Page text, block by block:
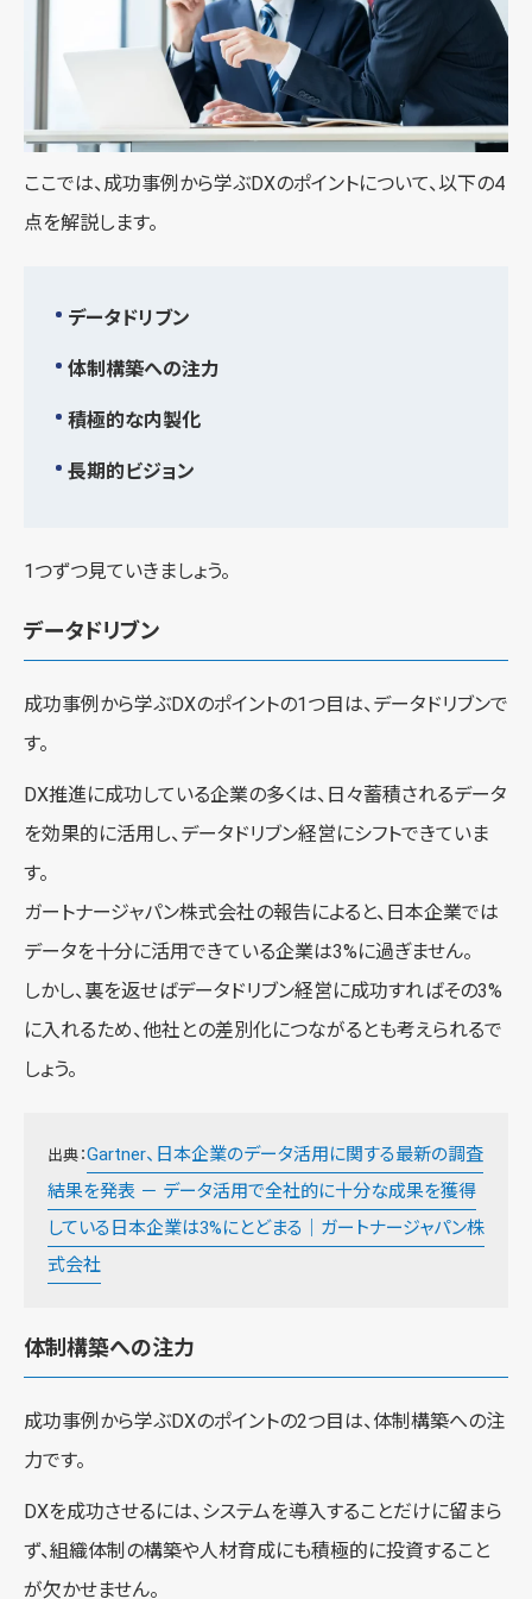
ここでは、成功事例から学ぶDXのポイントについて、以下の4
点を解説します。
データドリブン
体制構築への注力
積極的な内製化
長期的ビジョン
1つずつ見ていきましょう。
データドリブン
成功事例から学ぶDXのポイントの1つ目は、データドリブンで
す。
DX推進に成功している企業の多くは、日々蓄積されるデータ
を効果的に活用し、データドリブン経営にシフトできていま
す。
ガートナージャパン株式会社の報告によると、日本企業では
データを十分に活用できている企業は3%に過ぎません。
しかし、裏を返せばデータドリブン経営に成功すればその3%
に入れるため、他社との差別化につながるとも考えられるで
しょう。
出典：Gartner、日本企業のデータ活用に関する最新の調査
結果を発表 － データ活用で全社的に十分な成果を獲得
している日本企業は3%にとどまる｜ガートナージャパン株
式会社
体制構築への注力
成功事例から学ぶDXのポイントの2つ目は、体制構築への注
力です。
DXを成功させるには、システムを導入することだけに留まら
ず、組織体制の構築や人材育成にも積極的に投資すること
が欠かせません。